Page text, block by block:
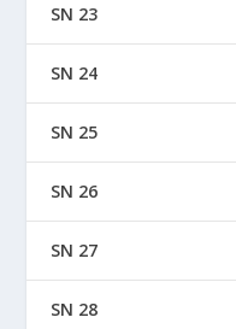
SN 23
SN 24
SN 25
SN 26
SN 27
SN 28